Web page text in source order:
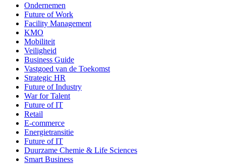
Ondernemen
Future of Work
Facility Management
KMO
Mobiliteit
Veiligheid
Business Guide
Vastgoed van de Toekomst
Strategic HR
Future of Industry
War for Talent
Future of IT
Retail
E-commerce
Energietransitie
Future of IT
Duurzame Chemie & Life Sciences
Smart Business